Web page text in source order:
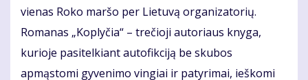
vienas Roko maršo per Lietuvą organizatorių.
Romanas „Koplyčia“ – trečioji autoriaus knyga,
kurioje pasitelkiant autofikciją be skubos
apmąstomi gyvenimo vingiai ir patyrimai, ieškomi